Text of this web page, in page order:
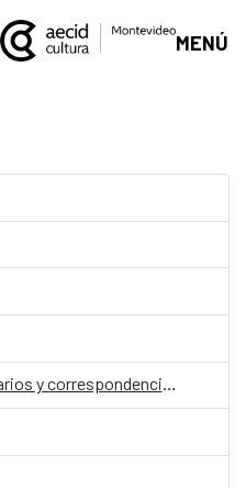
MENÚ